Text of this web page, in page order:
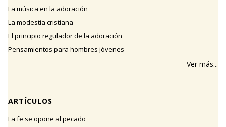
La música en la adoración
La modestia cristiana
El principio regulador de la adoración
Pensamientos para hombres jóvenes
Ver más...
ARTÍCULOS
La fe se opone al pecado